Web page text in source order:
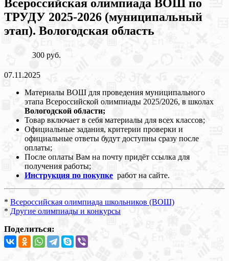
Всероссийская олимпиада ВОШ по
ТРУДУ 2025-2026 (муниципальный
этап). Вологодская область
300 руб.
07.11.2025
Материалы ВОШ для проведения муниципального
этапа Всероссийской олимпиады 2025/2026, в школах
Вологодской области;
Товар включает в себя материалы для всех классов;
Официальные задания, критерии проверки и
официальные ответы будут доступны сразу после
оплаты;
После оплаты Вам на почту придёт ссылка для
получения работы;
Инструкция по покупке работ на сайте.
* Всероссийская олимпиада школьников (ВОШ)
* Другие олимпиады и конкурсы
Поделиться: